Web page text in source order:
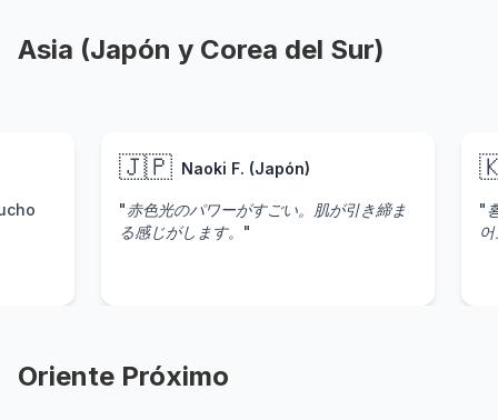
Asia (Japón y Corea del Sur)
P. (Indonesia)
hormonales son mucho
🇯🇵
"赤色光のパワーがすごい。肌
Oriente Próximo